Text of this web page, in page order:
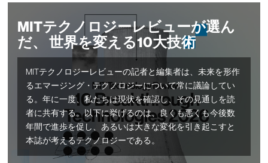
MITテクノロジーレビューが選ん
だ、 世界を変える10大技術
MITテクノロジーレビューの記者と編集者は、未来を形作
るエマージング・テクノロジーについて常に議論してい
る。年に一度、私たちは現状を確認し、その見通しを読
者に共有する。以下に挙げるのは、良くも悪くも今後数
年間で進歩を促し、あるいは大きな変化を引き起こすと
本誌が考えるテクノロジーである。